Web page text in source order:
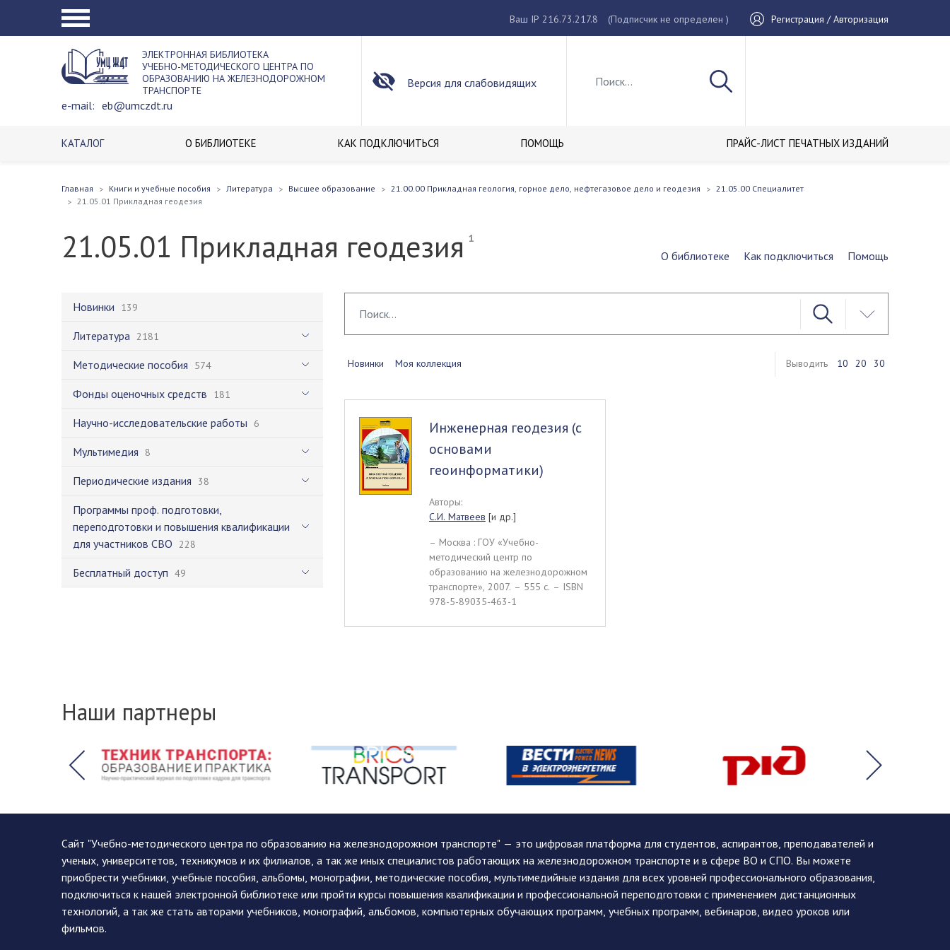
Ваш IP 216.73.217.8 (Подписчик не определен ) Регистрация / Авторизация
ЭЛЕКТРОННАЯ БИБЛИОТЕКА
УЧЕБНО-МЕТОДИЧЕСКОГО ЦЕНТРА ПО
ОБРАЗОВАНИЮ НА ЖЕЛЕЗНОДОРОЖНОМ
ТРАНСПОРТЕ
e-mail: eb@umczdt.ru
Версия для слабовидящих
КАТАЛОГ О БИБЛИОТЕКЕ КАК ПОДКЛЮЧИТЬСЯ ПОМОЩЬ ПРАЙС-ЛИСТ ПЕЧАТНЫХ ИЗДАНИЙ
Главная Книги и учебные пособия Литература Высшее образование 21.00.00 Прикладная геология, горное дело, нефтегазовое дело и геодезия
21.05.00 Специалитет
21.05.01 Прикладная геодезия
21.05.01 Прикладная геодезия1
О библиотеке Как подключиться Помощь
Новинки 139
Литература 2181
Методические пособия 574
Фонды оценочных средств 181
Научно-исследовательские работы 6
Мультимедия 8
Периодические издания 38
Программы проф. подготовки,
переподготовки и повышения квалификации
для участников СВО 228
Бесплатный доступ 49
Новинки Моя коллекция Выводить 10 20 30
Инженерная геодезия (с
основами
геоинформатики)
Авторы:
С.И. Матвеев [и др.]
– Москва : ГОУ «Учебно-
методический центр по
образованию на железнодорожном
транспорте», 2007. – 555 c. – ISBN
978-5-89035-463-1
Наши партнеры
Сайт "Учебно-методического центра по образованию на железнодорожном транспорте" — это цифровая платформа для студентов, аспирантов, преподавателей и
ученых, университетов, техникумов и их филиалов, а так же иных специалистов работающих на железнодорожном транспорте и в сфере ВО и СПО. Вы можете
приобрести учебники, учебные пособия, альбомы, монографии, методические пособия, мультимедийные издания для всех уровней профессионального образования,
подключиться к нашей электронной библиотеке или пройти курсы повышения квалификации и профессиональной переподготовки с применением дистанционных
технологий, а так же стать авторами учебников, монографий, альбомов, компьютерных обучающих программ, учебных программ, вебинаров, видео уроков или
фильмов.